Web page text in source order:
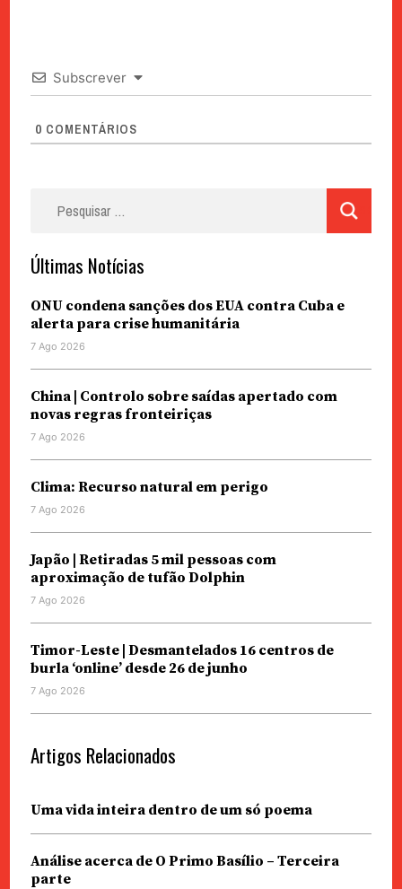
Subscrever
0 COMENTÁRIOS
Últimas Notícias
ONU condena sanções dos EUA contra Cuba e
alerta para crise humanitária
7 Ago 2026
China | Controlo sobre saídas apertado com
novas regras fronteiriças
7 Ago 2026
Clima: Recurso natural em perigo
7 Ago 2026
Japão | Retiradas 5 mil pessoas com
aproximação de tufão Dolphin
7 Ago 2026
Timor-Leste | Desmantelados 16 centros de
burla ‘online’ desde 26 de junho
7 Ago 2026
Artigos Relacionados
Uma vida inteira dentro de um só poema
Análise acerca de O Primo Basílio – Terceira
parte